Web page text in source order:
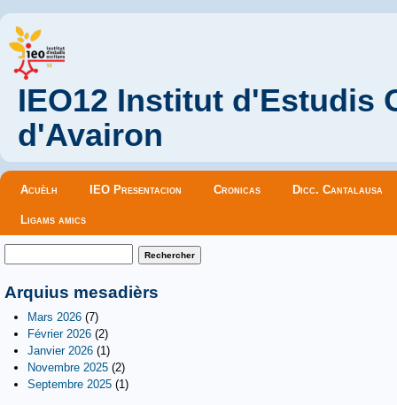
IEO12 Institut d'Estudis
d'Avairon
Menu principal
Acuèlh IEO Presentacion Cronicas Dicc. Cantalausa
Ligams amics
Formulaire de recherche
Arquius mesadièrs
Mars 2026 (7)
Février 2026 (2)
Janvier 2026 (1)
Novembre 2025 (2)
Septembre 2025 (1)